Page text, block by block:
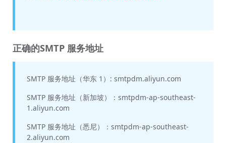
正确的SMTP 服务地址
SMTP 服务地址（华东 1）: smtpdm.aliyun.com
SMTP 服务地址（新加坡）：smtpdm-ap-southeast-
1.aliyun.com
SMTP 服务地址（悉尼）：smtpdm-ap-southeast-
2.aliyun.com